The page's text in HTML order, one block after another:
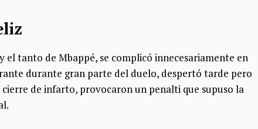
tanto de Mbappé, se complicó innecesariamente en
durante gran parte del duelo, despertó tarde pero
de infarto, provocaron un penalti que supuso la